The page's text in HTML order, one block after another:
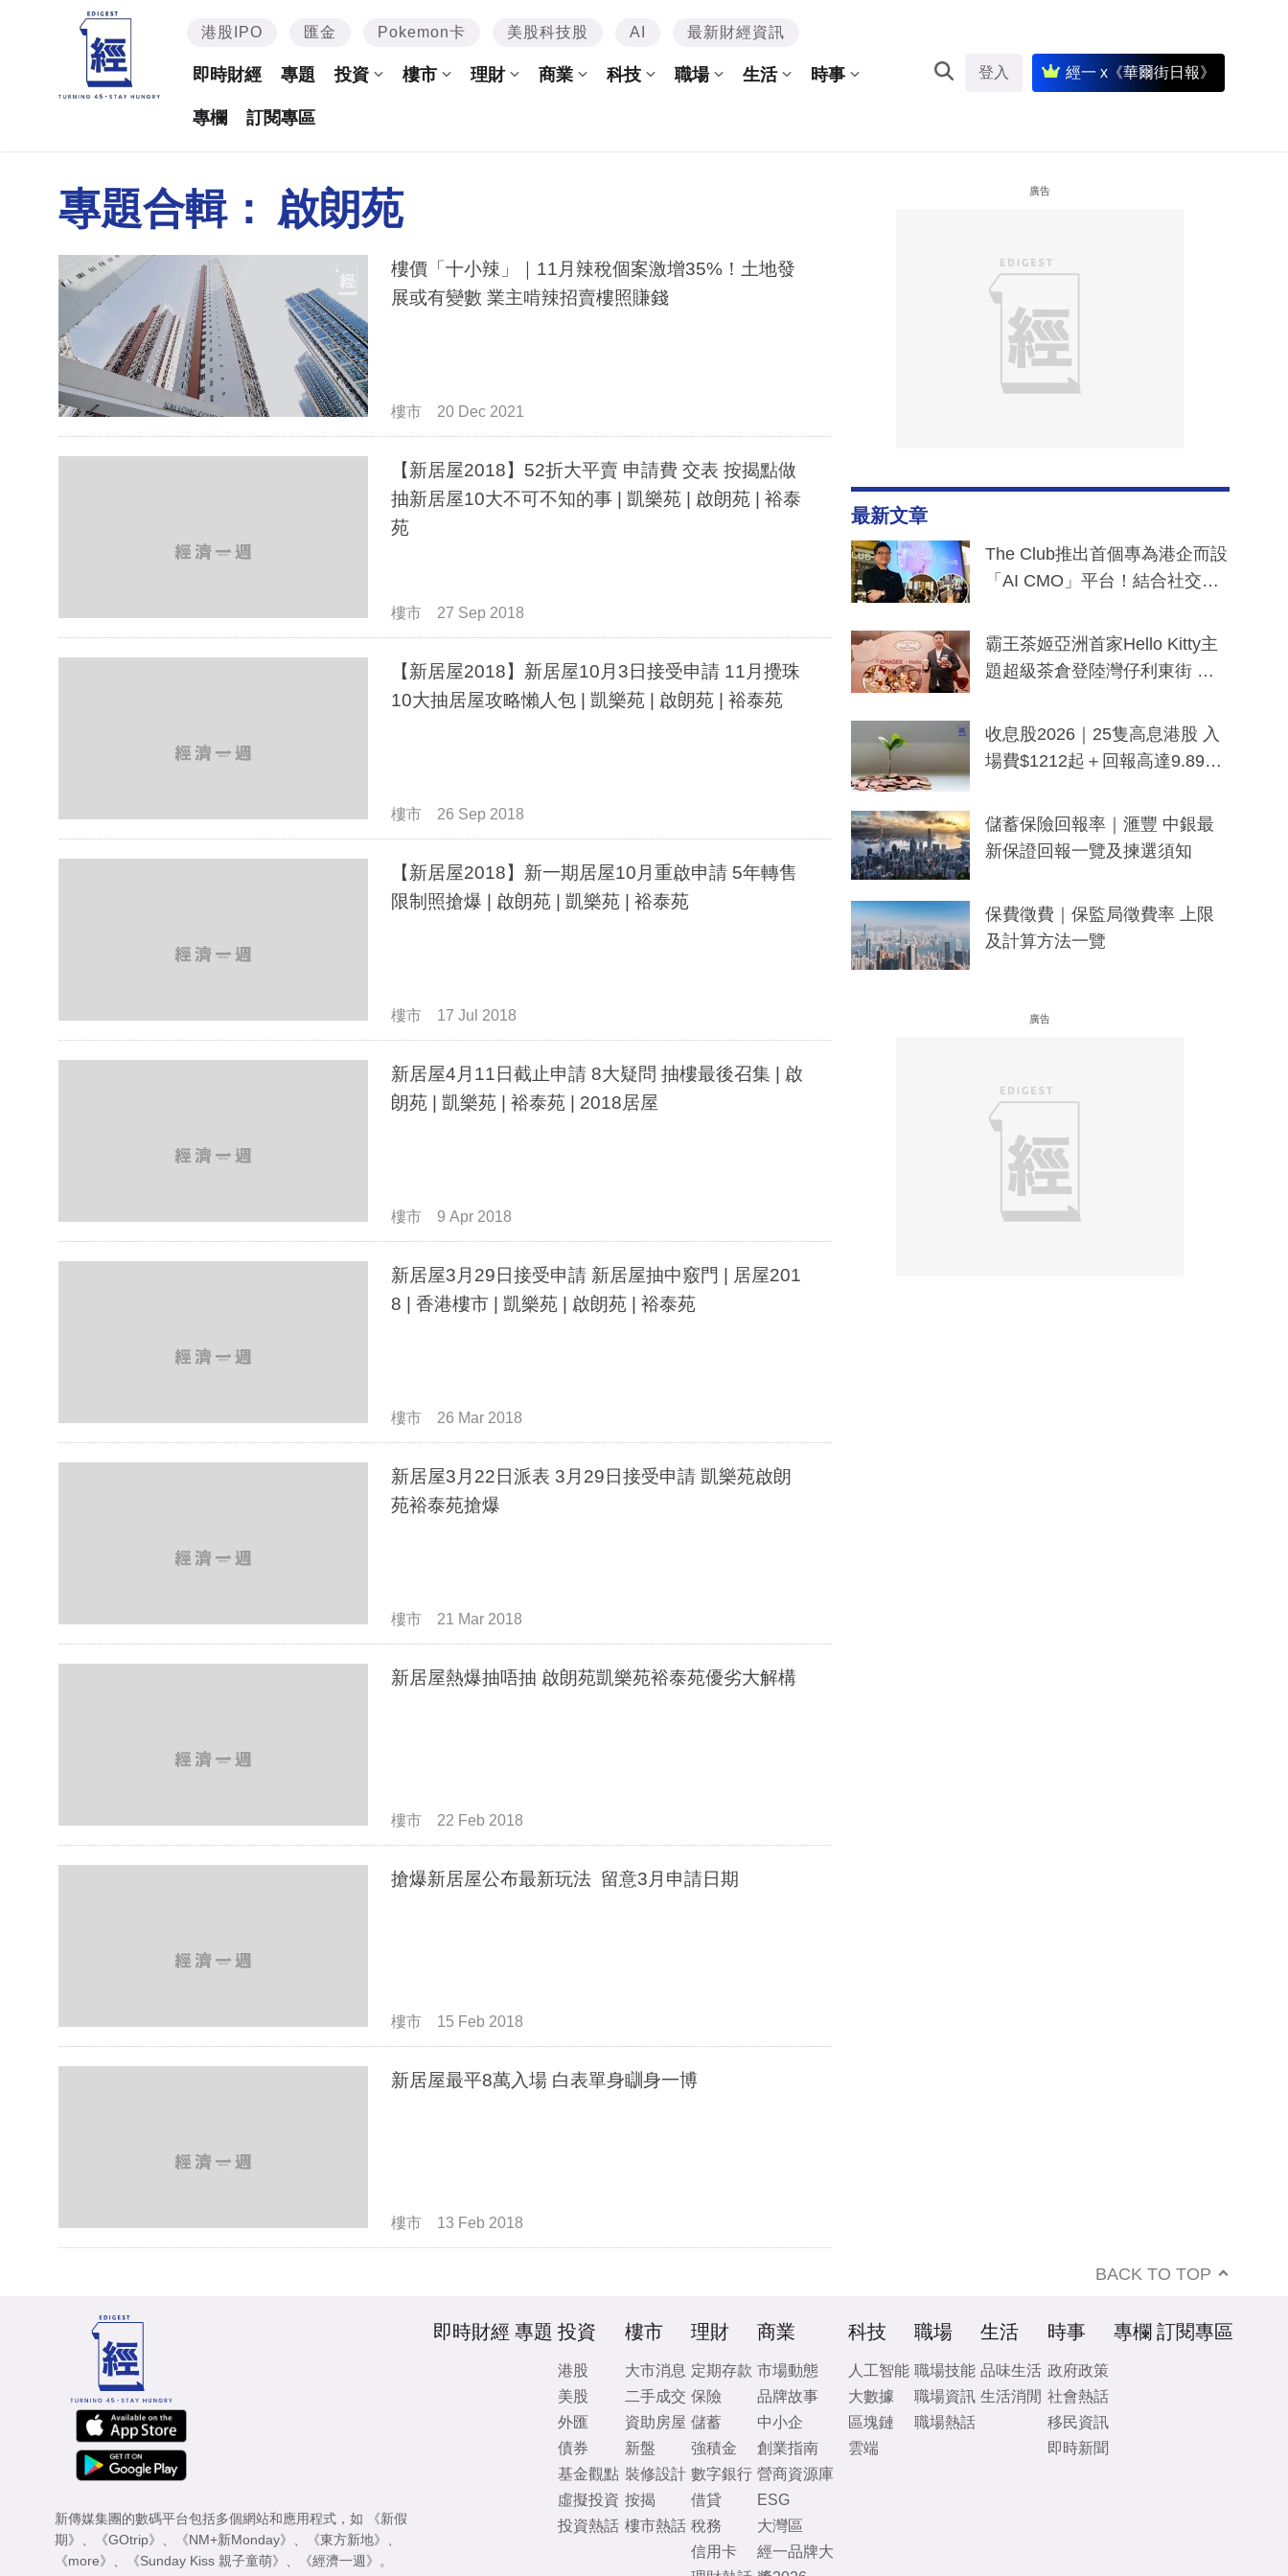
港股IPO 匯金 Pokemon卡 美股科技股 AI 最新財經資訊
即時財經 專題 投資 樓市 理財 商業 科技 職場 生活 時事
專欄 訂閱專區
登入 經一 x《華爾街日報》
專題合輯： 啟朗苑
樓價「十小辣」｜11月辣稅個案激增35%！土地發
展或有變數 業主啃辣招賣樓照賺錢
樓市 20 Dec 2021
【新居屋2018】52折大平賣 申請費 交表 按揭點做
抽新居屋10大不可不知的事 | 凱樂苑 | 啟朗苑 | 裕泰
苑
樓市 27 Sep 2018
【新居屋2018】新居屋10月3日接受申請 11月攪珠
10大抽居屋攻略懶人包 | 凱樂苑 | 啟朗苑 | 裕泰苑
樓市 26 Sep 2018
【新居屋2018】新一期居屋10月重啟申請 5年轉售
限制照搶爆 | 啟朗苑 | 凱樂苑 | 裕泰苑
樓市 17 Jul 2018
新居屋4月11日截止申請 8大疑問 抽樓最後召集 | 啟
朗苑 | 凱樂苑 | 裕泰苑 | 2018居屋
樓市 9 Apr 2018
新居屋3月29日接受申請 新居屋抽中竅門 | 居屋201
8 | 香港樓市 | 凱樂苑 | 啟朗苑 | 裕泰苑
樓市 26 Mar 2018
新居屋3月22日派表 3月29日接受申請 凱樂苑啟朗
苑裕泰苑搶爆
樓市 21 Mar 2018
新居屋熱爆抽唔抽 啟朗苑凱樂苑裕泰苑優劣大解構
樓市 22 Feb 2018
搶爆新居屋公布最新玩法 留意3月申請日期
樓市 15 Feb 2018
新居屋最平8萬入場 白表單身瞓身一博
樓市 13 Feb 2018
廣告
最新文章
The Club推出首個專為港企而設
「AI CMO」平台！結合社交聆
分鐘生成「貼地」宣傳短片
霸王茶姬亞洲首家Hello Kitty主
題超級茶倉登陸灣仔利東街 推
y及香港限定特調系列
收息股2026｜25隻高息港股 入
場費$1212起＋回報高達9.89
儲蓄保險回報率｜滙豐 中銀最
新保證回報一覽及揀選須知
保費徵費｜保監局徵費率 上限
及計算方法一覽
廣告
BACK TO TOP
新傳媒集團的數碼平台包括多個網站和應用程式，如
《新假
期》
《GOtrip》 《NM+新Monday》 《東方新地》
《more》
《Sunday Kiss 親子童萌》 《經濟一週》 。
即時財經 專題 投資
港股
美股
外匯
債券
基金觀點
虛擬投資
投資熱話
樓市
大市消息
二手成交
資助房屋
新盤
裝修設計
按揭
樓市熱話
理財
定期存款
保險
儲蓄
強積金
數字銀行
借貸
稅務
信用卡
商業
市場動態
品牌故事
中小企
創業指南
營商資源庫
ESG
大灣區
經一品牌大
科技
人工智能
大數據
區塊鏈
雲端
職場
職場技能
職場資訊
職場熱話
生活
品味生活
生活消閒
時事
政府政策
社會熱話
移民資訊
即時新聞
專欄 訂閱專區